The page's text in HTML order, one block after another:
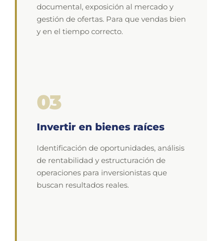
documental, exposición al mercado y
gestión de ofertas. Para que vendas bien
y en el tiempo correcto.
03
Invertir en bienes raíces
Identificación de oportunidades, análisis
de rentabilidad y estructuración de
operaciones para inversionistas que
buscan resultados reales.